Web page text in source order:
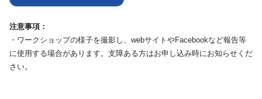
注意事項：
・ワークショップの様子を撮影し、webサイトやFacebookなど報告等
に使用する場合があります。支障ある方はお申し込み時にお知らせくだ
さい。